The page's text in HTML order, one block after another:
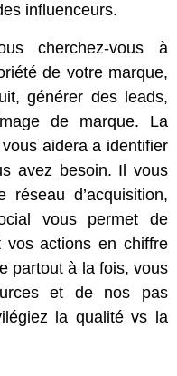
influenceurs.
cherchez-vous à
de votre marque,
générer des leads,
de marque. La
aidera a identifier
avez besoin. Il vous
d’acquisition,
vous permet de
vos actions en chiffre
partout à la fois, vous
et de nos pas
la qualité vs la